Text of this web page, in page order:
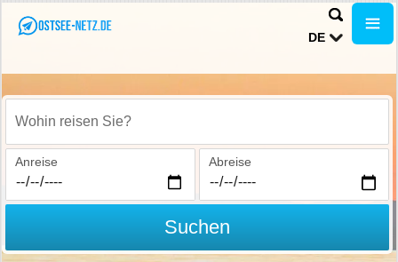
DE
Wohin reisen Sie?
Anreise Abreise
Suchen